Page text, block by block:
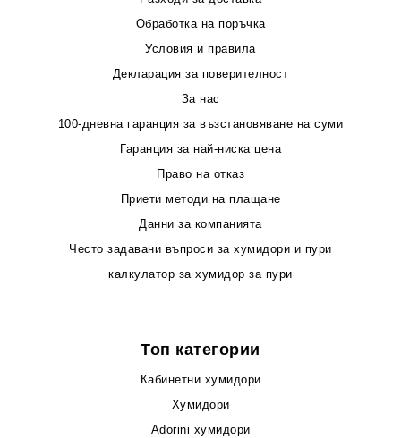
Обработка на поръчка
Условия и правила
Декларация за поверителност
За нас
100-дневна гаранция за възстановяване на суми
Гаранция за най-ниска цена
Право на отказ
Приети методи на плащане
Данни за компанията
Често задавани въпроси за хумидори и пури
калкулатор за хумидор за пури
Топ категории
Кабинетни хумидори
Хумидори
Adorini хумидори